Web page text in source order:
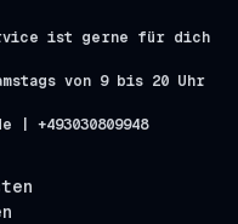
ist gerne für dich
von 9 bis 20 Uhr
+493030809948